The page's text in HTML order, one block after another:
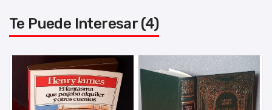
Te Puede Interesar (4)